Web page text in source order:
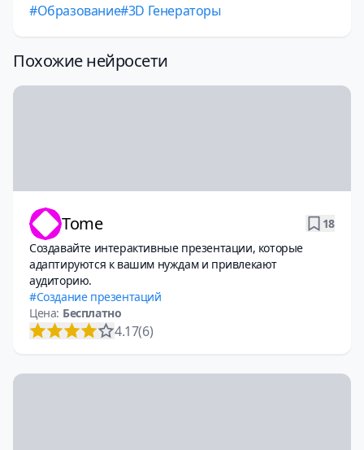
Образование 3D Генераторы
Похожие нейросети
Tome
18
Создавайте интерактивные презентации, которые
адаптируются к вашим нуждам и привлекают
аудиторию.
Создание презентаций
Цена: Бесплатно
4.17(6)